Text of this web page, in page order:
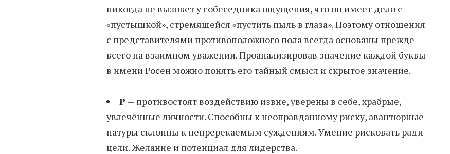
никогда не вызовет у собеседника ощущения, что он имеет дело с
«пустышкой», стремящейся «пустить пыль в глаза». Поэтому отношения
с представителями противоположного пола всегда основаны прежде
всего на взаимном уважении. Проанализировав значение каждой буквы
в имени Росен можно понять его тайный смысл и скрытое значение.
Р — противостоят воздействию извне, уверены в себе, храбрые,
увлечённые личности. Способны к неоправданному риску, авантюрные
натуры склонны к непререкаемым суждениям. Умение рисковать ради
цели. Желание и потенциал для лидерства.